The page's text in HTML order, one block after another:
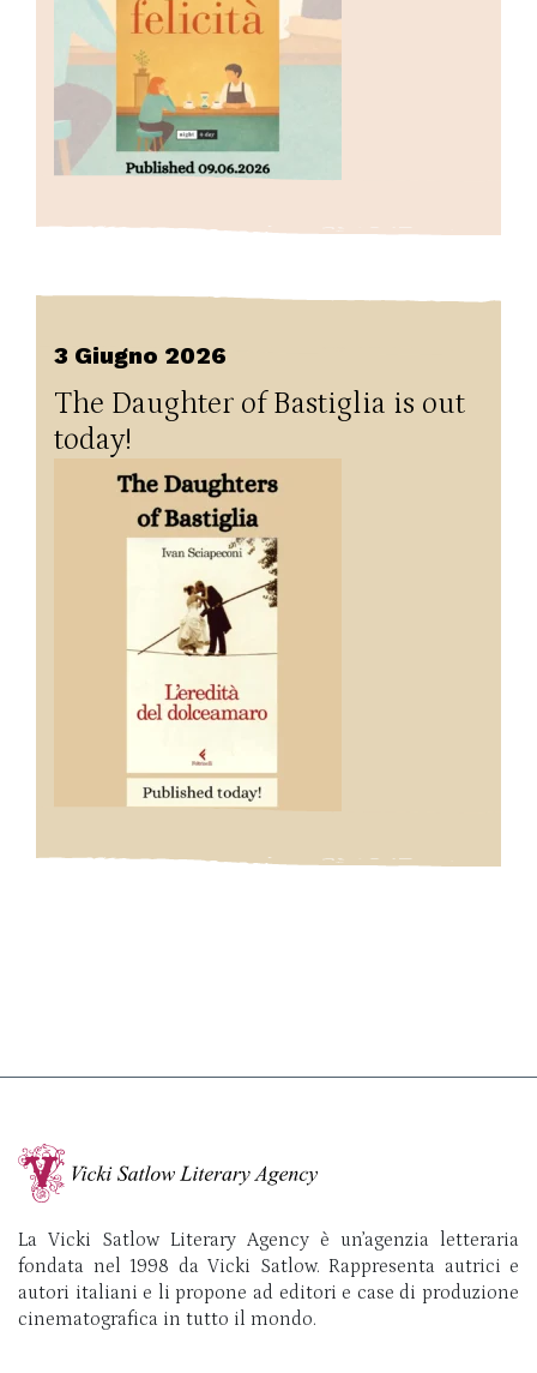
3 Giugno 2026
The Daughter of Bastiglia is out
today!
La Vicki Satlow Literary Agency è un’agenzia letteraria
fondata nel 1998 da Vicki Satlow. Rappresenta autrici e
autori italiani e li propone ad editori e case di produzione
cinematografica in tutto il mondo.